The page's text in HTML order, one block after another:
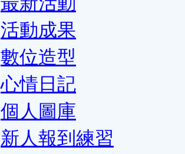
活動成果
數位造型
心情日記
個人圖庫
新人報到練習